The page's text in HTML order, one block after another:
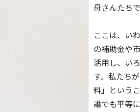
母さんたち
ここは、い
の補助金や
活用し、い
す。私たち
料」という
誰でも平等